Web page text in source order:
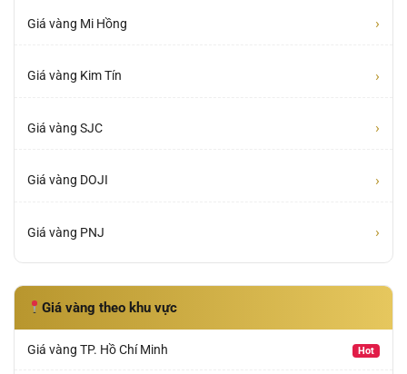
Giá vàng Mi Hồng ›
Giá vàng Kim Tín ›
Giá vàng SJC ›
Giá vàng DOJI ›
Giá vàng PNJ ›
Giá vàng theo khu vực
Giá vàng TP. Hồ Chí Minh Hot